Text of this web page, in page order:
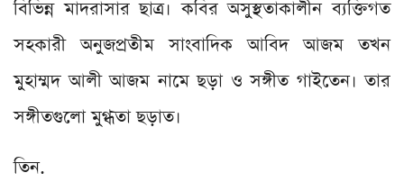
বিভিন্ন মাদরাসার ছাত্র। কবির অসুস্থতাকালীন ব্যক্তিগত
সহকারী অনুজপ্রতীম সাংবাদিক আবিদ আজম তখন
মুহাম্মদ আলী আজম নামে ছড়া ও সঙ্গীত গাইতেন। তার
সঙ্গীতগুলো মুগ্ধতা ছড়াত।
তিন.